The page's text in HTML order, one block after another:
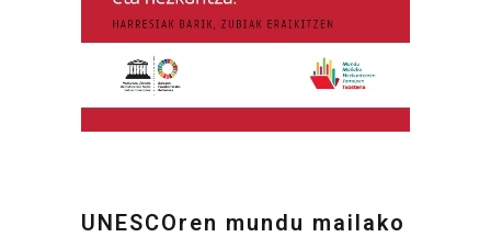
UNESCOren mundu mailako